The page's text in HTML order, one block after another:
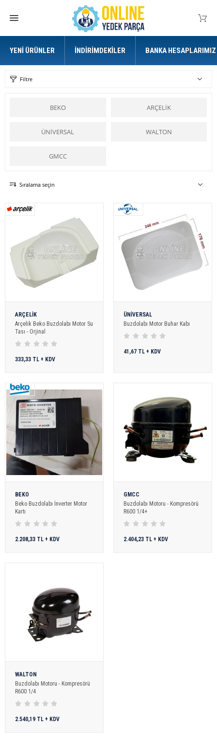
YENI ÜRÜNLER İNDIRIMDEKILER BANKA HESAPLARIMIZ
Filtre
BEKO ARÇELİK
ÜNİVERSAL WALTON
GMCC
Sıralama seçin
ARÇELİK
Arçelik Beko Buzdolabı Motor Su
Tası - Orjinal
333,33 TL + KDV
ÜNİVERSAL
Buzdolabı Motor Buhar Kabı
41,67 TL + KDV
BEKO
Beko Buzdolabı İnverter Motor
Kartı
2.208,33 TL + KDV
GMCC
Buzdolabı Motoru - Kompresörü
R600 1/4+
2.404,23 TL + KDV
WALTON
Buzdolabı Motoru - Kompresörü
R600 1/4
2.540,19 TL + KDV